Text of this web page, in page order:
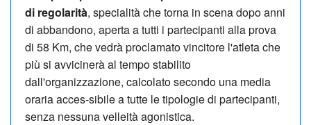
di regolarità, specialità che torna in scena dopo anni
di abbandono, aperta a tutti i partecipanti alla prova
di 58 Km, che vedrà proclamato vincitore l'atleta che
più si avvicinerà al tempo stabilito
dall'organizzazione, calcolato secondo una media
oraria acces-sibile a tutte le tipologie di partecipanti,
senza nessuna velleità agonistica.